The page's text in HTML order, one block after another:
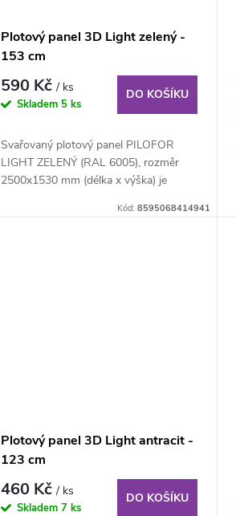
Plotový panel 3D Light zelený -
153 cm
590 Kč/ ks
Skladem 5 ks
DO KOŠÍKU
Svařovaný plotový panel PILOFOR
LIGHT ZELENÝ (RAL 6005), rozměr
2500x1530 mm (délka x výška) je
Kód: 8595068414941
Plotový panel 3D Light antracit -
123 cm
460 Kč/ ks
Skladem 7 ks
DO KOŠÍKU